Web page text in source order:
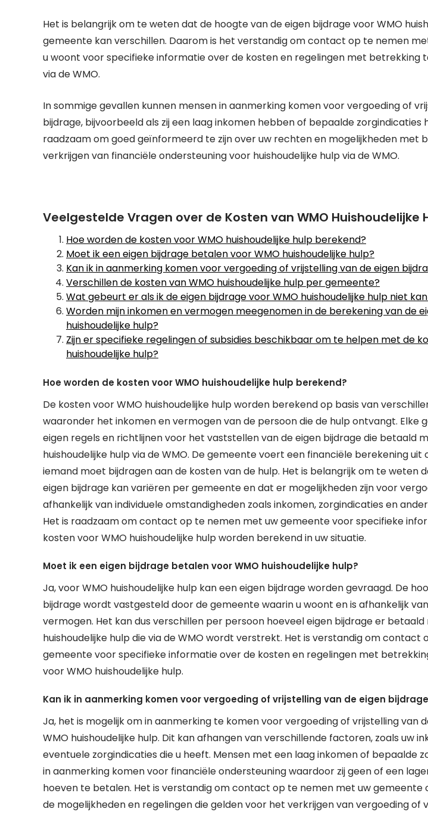
Het is belangrijk om te weten dat de hoogte van de eigen bijdrage voor WMO
gemeente kan verschillen. Daarom is het verstandig om contact op te nemen
u woont voor specifieke informatie over de kosten en regelingen met betrekking
via de WMO.
In sommige gevallen kunnen mensen in aanmerking komen voor vergoeding of
bijdrage, bijvoorbeeld als zij een laag inkomen hebben of bepaalde zorgindicaties
raadzaam om goed geïnformeerd te zijn over uw rechten en mogelijkheden met
verkrijgen van financiële ondersteuning voor huishoudelijke hulp via de WMO.
Veelgestelde Vragen over de Kosten van WMO Huishoudelijke
Hoe worden de kosten voor WMO huishoudelijke hulp berekend?
Moet ik een eigen bijdrage betalen voor WMO huishoudelijke hulp?
Kan ik in aanmerking komen voor vergoeding of vrijstelling van de eigen
Verschillen de kosten van WMO huishoudelijke hulp per gemeente?
Wat gebeurt er als ik de eigen bijdrage voor WMO huishoudelijke hulp niet
Worden mijn inkomen en vermogen meegenomen in de berekening van de
huishoudelijke hulp?
Zijn er specifieke regelingen of subsidies beschikbaar om te helpen met de
huishoudelijke hulp?
Hoe worden de kosten voor WMO huishoudelijke hulp berekend?
De kosten voor WMO huishoudelijke hulp worden berekend op basis van
waaronder het inkomen en vermogen van de persoon die de hulp ontvangt. Elke
eigen regels en richtlijnen voor het vaststellen van de eigen bijdrage die betaald
huishoudelijke hulp via de WMO. De gemeente voert een financiële berekening
iemand moet bijdragen aan de kosten van de hulp. Het is belangrijk om te weten
eigen bijdrage kan variëren per gemeente en dat er mogelijkheden zijn voor
afhankelijk van individuele omstandigheden zoals inkomen, zorgindicaties en
Het is raadzaam om contact op te nemen met uw gemeente voor specifieke
kosten voor WMO huishoudelijke hulp worden berekend in uw situatie.
Moet ik een eigen bijdrage betalen voor WMO huishoudelijke hulp?
Ja, voor WMO huishoudelijke hulp kan een eigen bijdrage worden gevraagd. De
bijdrage wordt vastgesteld door de gemeente waarin u woont en is afhankelijk
vermogen. Het kan dus verschillen per persoon hoeveel eigen bijdrage er
huishoudelijke hulp die via de WMO wordt verstrekt. Het is verstandig om contact
gemeente voor specifieke informatie over de kosten en regelingen met
voor WMO huishoudelijke hulp.
Kan ik in aanmerking komen voor vergoeding of vrijstelling van de eigen
Ja, het is mogelijk om in aanmerking te komen voor vergoeding of vrijstelling van
WMO huishoudelijke hulp. Dit kan afhangen van verschillende factoren, zoals uw
eventuele zorgindicaties die u heeft. Mensen met een laag inkomen of bepaalde
in aanmerking komen voor financiële ondersteuning waardoor zij geen of een
hoeven te betalen. Het is verstandig om contact op te nemen met uw
de mogelijkheden en regelingen die gelden voor het verkrijgen van vergoeding of